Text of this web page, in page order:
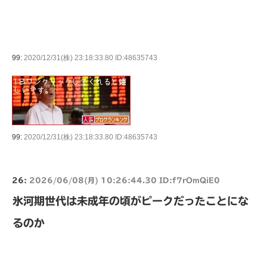
99: 2020/12/31(株) 23:18:33.80 ID:48635743
99: 2020/12/31(株) 23:18:33.80 ID:48635743
26: 2026/06/08(月) 10:26:44.30 ID:f7rOmQiE0
氷河期世代は未成年の頃がピークだったことにな
るのか